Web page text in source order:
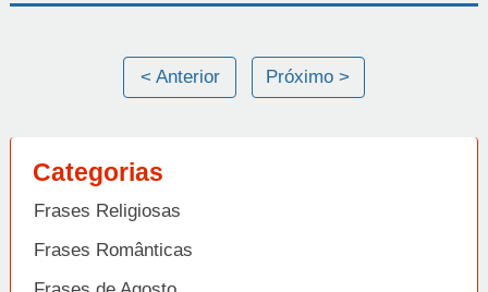
< Anterior Próximo >
Categorias
Frases Religiosas
Frases Românticas